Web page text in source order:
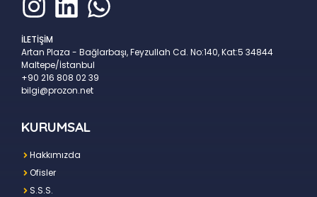
İLETİŞİM
Artan Plaza - Bağlarbaşı, Feyzullah Cd. No:140, Kat:5 34844
Maltepe/İstanbul
+90 216 808 02 39
bilgi@prozon.net
KURUMSAL
Hakkımızda
Ofisler
S.S.S.